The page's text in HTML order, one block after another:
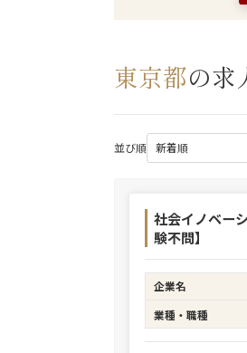
東京都の求
並び順
社会イノベー
験不問】
企業名
業種・職種